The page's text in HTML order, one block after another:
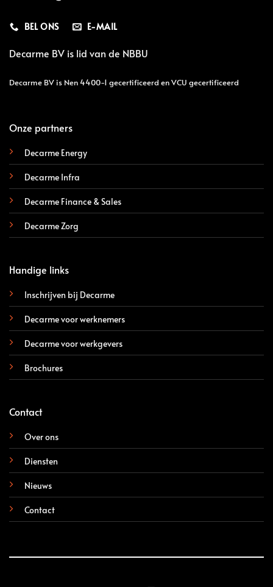
BEL ONS E-MAIL
Decarme BV is lid van de NBBU
Decarme BV is Nen 4400-1 gecertificeerd en VCU gecertificeerd
Onze partners
Decarme Energy
Decarme Infra
Decarme Finance & Sales
Decarme Zorg
Handige links
Inschrijven bij Decarme
Decarme voor werknemers
Decarme voor werkgevers
Brochures
Contact
Over ons
Diensten
Nieuws
Contact